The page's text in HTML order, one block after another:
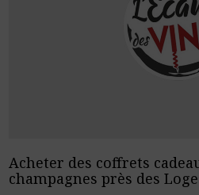
Acheter des coffrets
champagnes près des